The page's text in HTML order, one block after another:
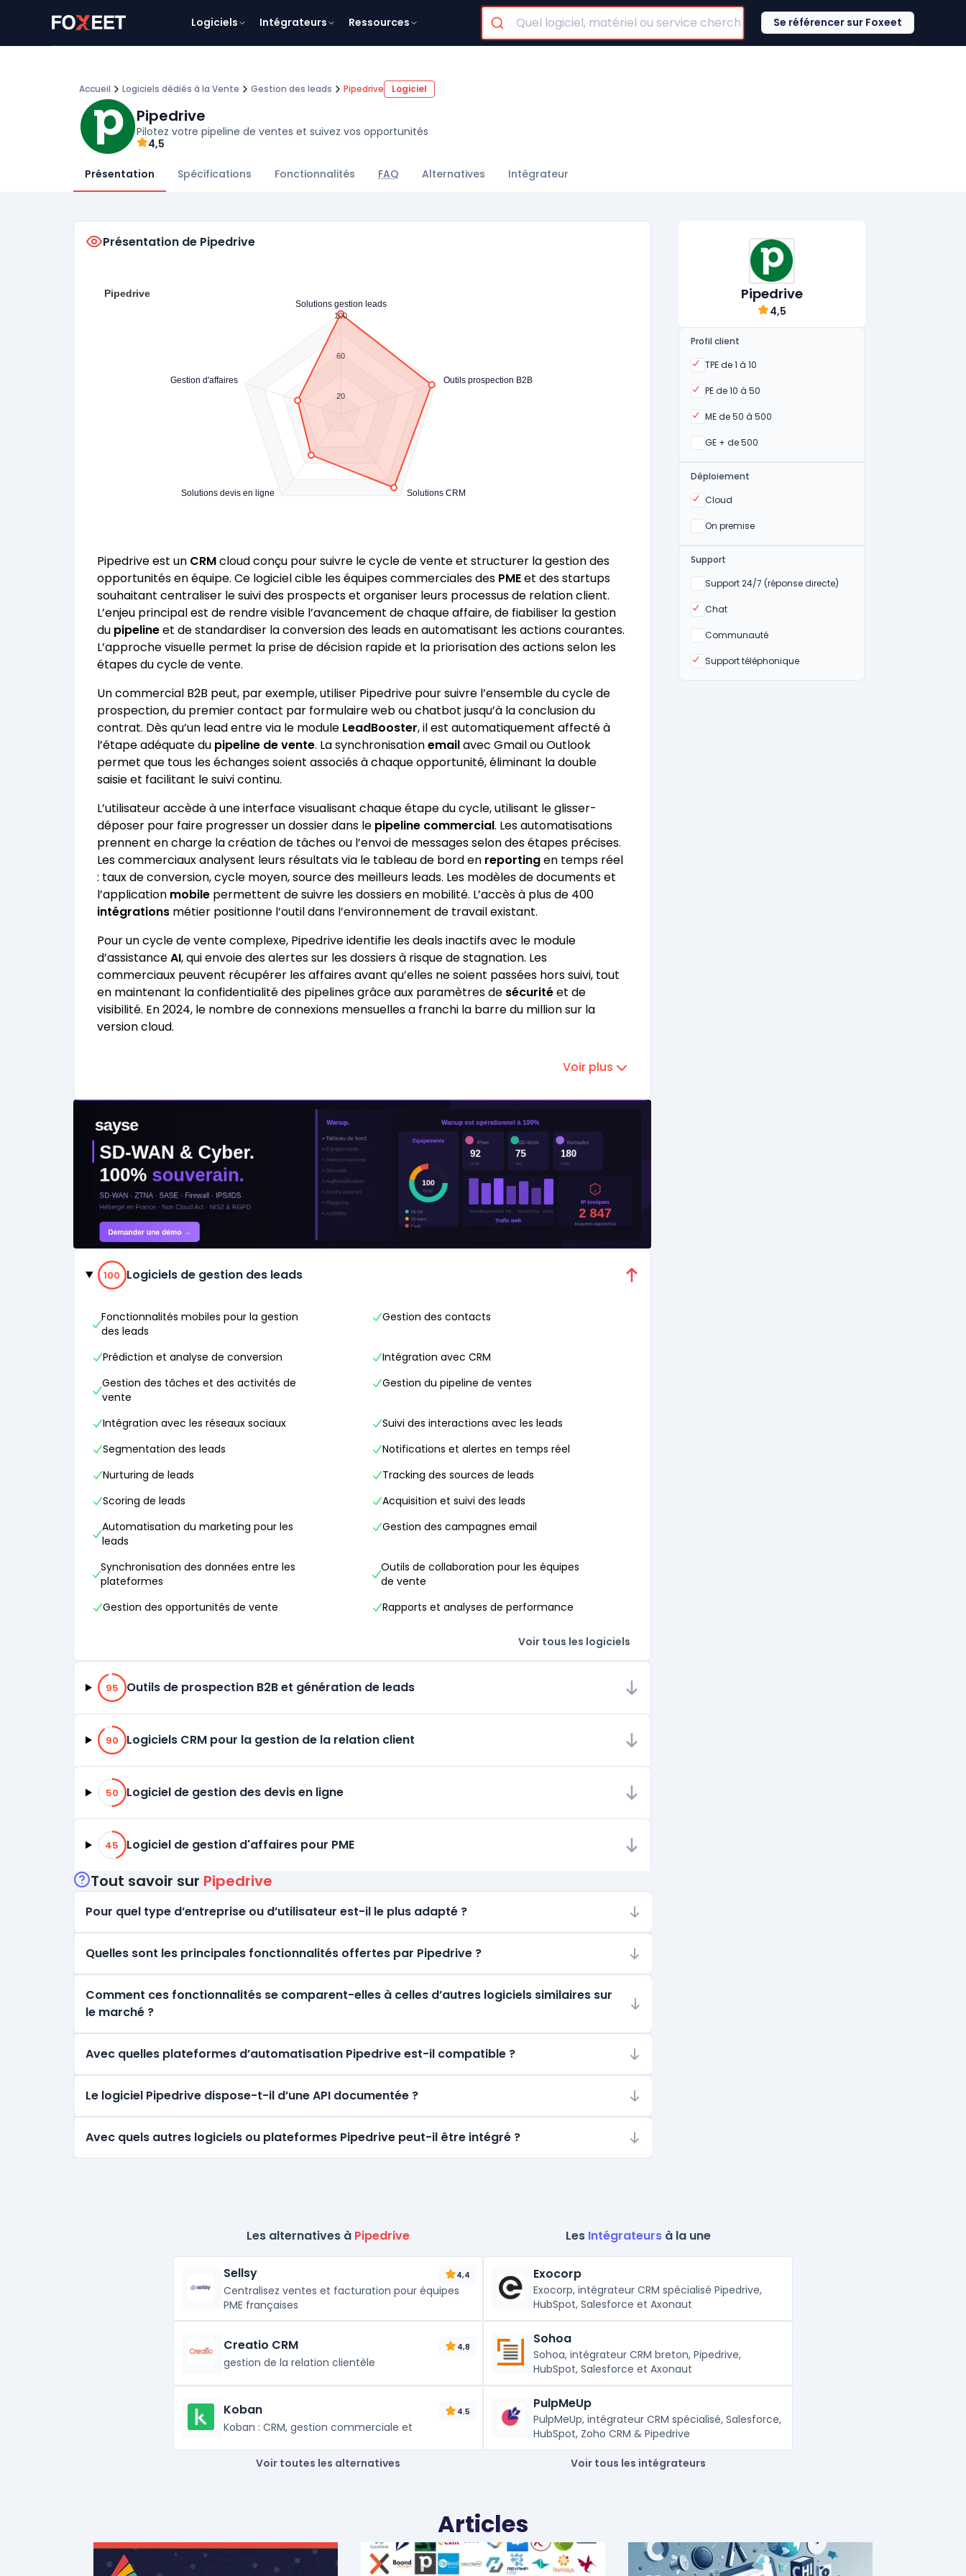
Logiciels Intégrateurs Ressources Se référencer sur Foxeet
Accueil Logiciels dédiés à la Vente Gestion des leads Pipedrive Logiciel
Pipedrive
Pilotez votre pipeline de ventes et suivez vos opportunités
4,5
Présentation Spécifications Fonctionnalités FAQ Alternatives Intégrateur
Pipedrive
4,5
Profil client
TPE de 1 à 10
Oui
PE de 10 à 50
Oui
ME de 50 à 500
Oui
GE + de 500
Oui
Déploiement
Cloud
Oui
On premise
Oui
Support
Support 24/7 (réponse directe)
Non
Chat
Oui
Communauté
Non
Support téléphonique
Oui
Présentation de Pipedrive
Solutions gestion leads
Outils prospection B2B
Solutions CRM
Solutions devis en ligne
Gestion d'affaires
100
60
20
Pipedrive
Pipedrive est un CRMcloud conçu pour suivre le cycle de vente et structurer la gestion des
opportunités en équipe. Ce logiciel cible les équipes commerciales des PMEet des startups
souhaitant centraliser le suivi des prospects et organiser leurs processus de relation client.
L’enjeu principal est de rendre visible l’avancement de chaque affaire, de fiabiliser la gestion
du pipelineet de standardiser la conversion des leads en automatisant les actions courantes.
L’approche visuelle permet la prise de décision rapide et la priorisation des actions selon les
étapes du cycle de vente.
Un commercial B2B peut, par exemple, utiliser Pipedrive pour suivre l’ensemble du cycle de
prospection, du premier contact par formulaire web ou chatbot jusqu’à la conclusion du
contrat. Dès qu’un lead entre via le module LeadBooster, il est automatiquement affecté à
l’étape adéquate du pipeline de vente. La synchronisationemailavec Gmail ou Outlook
permet que tous les échanges soient associés à chaque opportunité, éliminant la double
saisie et facilitant le suivi continu.
L’utilisateur accède à une interface visualisant chaque étape du cycle, utilisant le glisser-
déposer pour faire progresser un dossier dans le pipeline commercial. Les automatisations
prennent en charge la création de tâches ou l’envoi de messages selon des étapes précises.
Les commerciaux analysent leurs résultats via le tableau de bord en reportingen temps réel
: taux de conversion, cycle moyen, source des meilleurs leads. Les modèles de documents et
l’application mobile permettent de suivre les dossiers en mobilité. L’accès à plus de 400
intégrations métier positionne l’outil dans l’environnement de travail existant.
Pour un cycle de vente complexe, Pipedrive identifie les deals inactifs avec le module
d’assistanceAI, qui envoie des alertes sur les dossiers à risque de stagnation. Les
commerciaux peuvent récupérer les affaires avant qu’elles ne soient passées hors suivi, tout
en maintenant la confidentialité des pipelines grâce aux paramètres de sécuritéet de
visibilité. En 2024, le nombre de connexions mensuelles a franchi la barre du million sur la
version cloud.
Voir plus
Catégories
100% de compatibilité
100 Logiciels de gestion des leads
Fonctionnalités mobiles pour la gestion
des leads
Gestion des contacts
Prédiction et analyse de conversion
Intégration avec CRM
Gestion des tâches et des activités de
vente
Gestion du pipeline de ventes
Intégration avec les réseaux sociaux
Suivi des interactions avec les leads
Segmentation des leads
Notifications et alertes en temps réel
Nurturing de leads
Tracking des sources de leads
Scoring de leads
Acquisition et suivi des leads
Automatisation du marketing pour les
leads
Gestion des campagnes email
Synchronisation des données entre les
plateformes
Outils de collaboration pour les équipes
de vente
Gestion des opportunités de vente
Rapports et analyses de performance
Voir tous les logiciels
95% de compatibilité
95 Outils de prospection B2B et génération de leads
90% de compatibilité
90 Logiciels CRM pour la gestion de la relation client
50% de compatibilité
50 Logiciel de gestion des devis en ligne
45% de compatibilité
45 Logiciel de gestion d'affaires pour PME
Tout savoir sur Pipedrive
Pour quel type d’entreprise ou d’utilisateur est-il le plus adapté ?
Quelles sont les principales fonctionnalités offertes par Pipedrive ?
Comment ces fonctionnalités se comparent-elles à celles d’autres logiciels similaires sur
le marché ?
Avec quelles plateformes d’automatisation Pipedrive est-il compatible ?
Le logiciel Pipedrive dispose-t-il d’une API documentée ?
Avec quels autres logiciels ou plateformes Pipedrive peut-il être intégré ?
Les alternatives à Pipedrive
Sellsy 4,4
Centralisez ventes et facturation pour équipes
PME françaises
Creatio CRM 4,8
gestion de la relation clientèle
Koban 4.5
Koban : CRM, gestion commerciale et
Voir toutes les alternatives
Les Intégrateursà la une
Exocorp
Exocorp, intégrateur CRM spécialisé Pipedrive,
HubSpot, Salesforce et Axonaut
Sohoa
Sohoa, intégrateur CRM breton, Pipedrive,
HubSpot, Salesforce et Axonaut
PulpMeUp
PulpMeUp, intégrateur CRM spécialisé, Salesforce,
HubSpot, Zoho CRM & Pipedrive
Voir tous les intégrateurs
Articles